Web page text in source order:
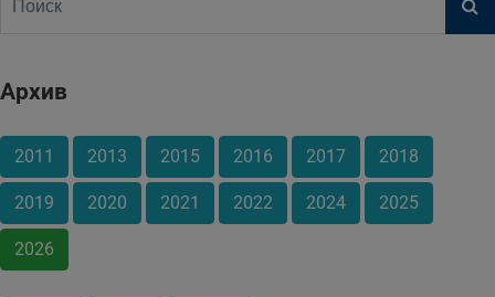
Архив
2011 2013 2015 2016 2017 2018
2019 2020 2021 2022 2024 2025
2026